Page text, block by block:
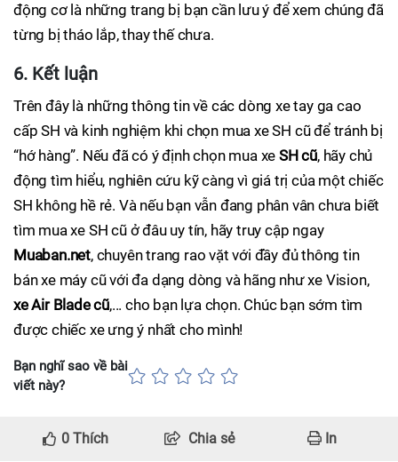
động cơ là những trang bị bạn cần lưu ý để xem chúng đã
từng bị tháo lắp, thay thế chưa.
6. Kết luận
Trên đây là những thông tin về các dòng xe tay ga cao
cấp SH và kinh nghiệm khi chọn mua xe SH cũ để tránh bị
“hớ hàng”. Nếu đã có ý định chọn mua xe SH cũ, hãy chủ
động tìm hiểu, nghiên cứu kỹ càng vì giá trị của một chiếc
SH không hề rẻ. Và nếu bạn vẫn đang phân vân chưa biết
tìm mua xe SH cũ ở đâu uy tín, hãy truy cập ngay
Muaban.net, chuyên trang rao vặt với đầy đủ thông tin
bán xe máy cũ với đa dạng dòng và hãng như xe Vision,
xe Air Blade cũ,... cho bạn lựa chọn. Chúc bạn sớm tìm
được chiếc xe ưng ý nhất cho mình!
Bạn nghĩ sao về bài
viết này?
0 Thích Chia sẻ In